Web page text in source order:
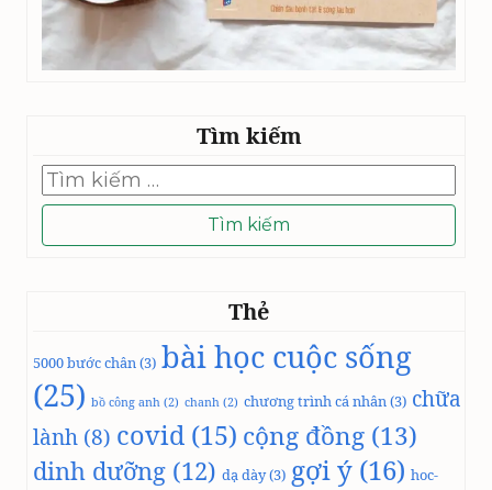
Tìm kiếm
Tìm
kiếm
cho:
Thẻ
5000 bước chân(3) bài học cuộc sống
(25) bồ công anh (2) chanh (2) chương trình cá nhân(3) chữa
lành (8) covid (15) cộng đồng (13)
dinh dưỡng (12) dạ dày(3) gợi ý (16) hoc-